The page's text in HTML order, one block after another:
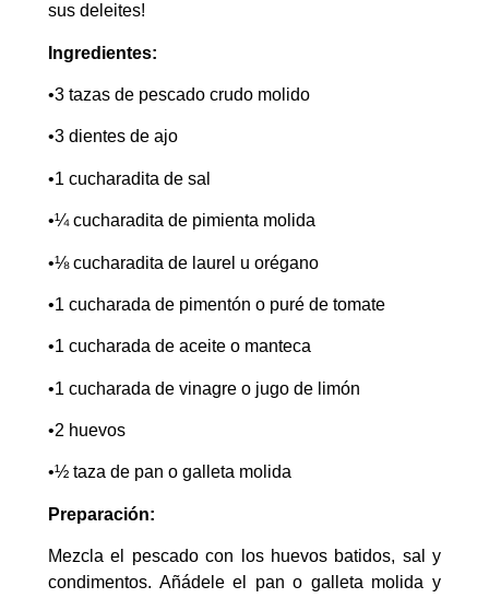
sus deleites!
Ingredientes:
•3 tazas de pescado crudo molido
•3 dientes de ajo
•1 cucharadita de sal
•¼ cucharadita de pimienta molida
•⅛ cucharadita de laurel u orégano
•1 cucharada de pimentón o puré de tomate
•1 cucharada de aceite o manteca
•1 cucharada de vinagre o jugo de limón
•2 huevos
•½ taza de pan o galleta molida
Preparación:
Mezcla el pescado con los huevos batidos, sal y
condimentos. Añádele el pan o galleta molida y